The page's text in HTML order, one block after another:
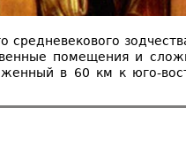
помещения и
в 60 км к юго-